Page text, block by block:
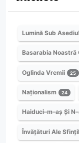
Lumină Sub Asediu!
Basarabia Noastră
Oglinda Vremii 25
Naționalism 24
Haiduci–m–aș Și
Învățături Ale